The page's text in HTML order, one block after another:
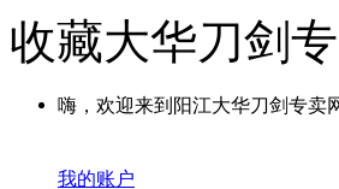
收藏大华刀剑
嗨，欢迎来到阳江大华刀剑专卖
我的账户